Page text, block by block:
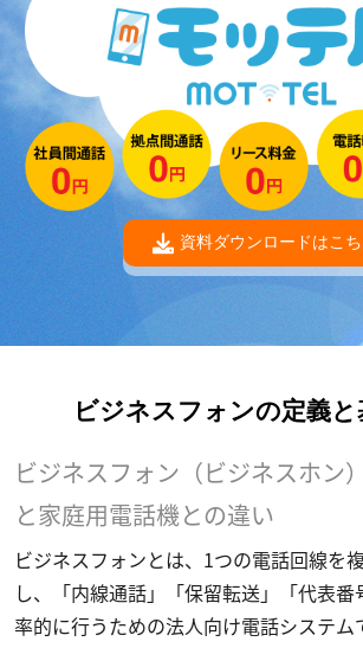
資料ダウンロードはこち
ビジネスフォンの定義と
ビジネスフォン（ビジネスホン
と家庭用電話機との違い
ビジネスフォンとは、1つの電話回線を
し、「内線通話」「保留転送」「代表
率的に行うための法人向け電話システム